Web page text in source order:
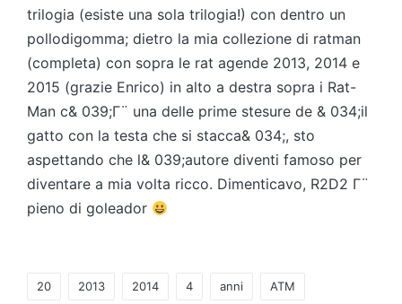
trilogia (esiste una sola trilogia!) con dentro un
pollodigomma; dietro la mia collezione di ratman
(completa) con sopra le rat agende 2013, 2014 e
2015 (grazie Enrico) in alto a destra sopra i Rat-
Man c& 039;Γ¨ una delle prime stesure de & 034;il
gatto con la testa che si stacca& 034;, sto
aspettando che l& 039;autore diventi famoso per
diventare a mia volta ricco. Dimenticavo, R2D2 Γ¨
pieno di goleador
20 2013 2014 4 anni ATM